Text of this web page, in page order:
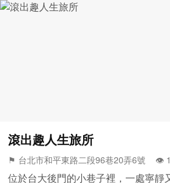
滾出趣人生旅所
⚑ 台北市和平東路二段96巷20弄6號 👁️‍
位於台大後門的小巷子裡，一處寧靜